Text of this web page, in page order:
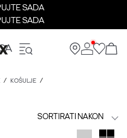
SADA
SADA
KOŠULJE
SORTIRATI NAKON